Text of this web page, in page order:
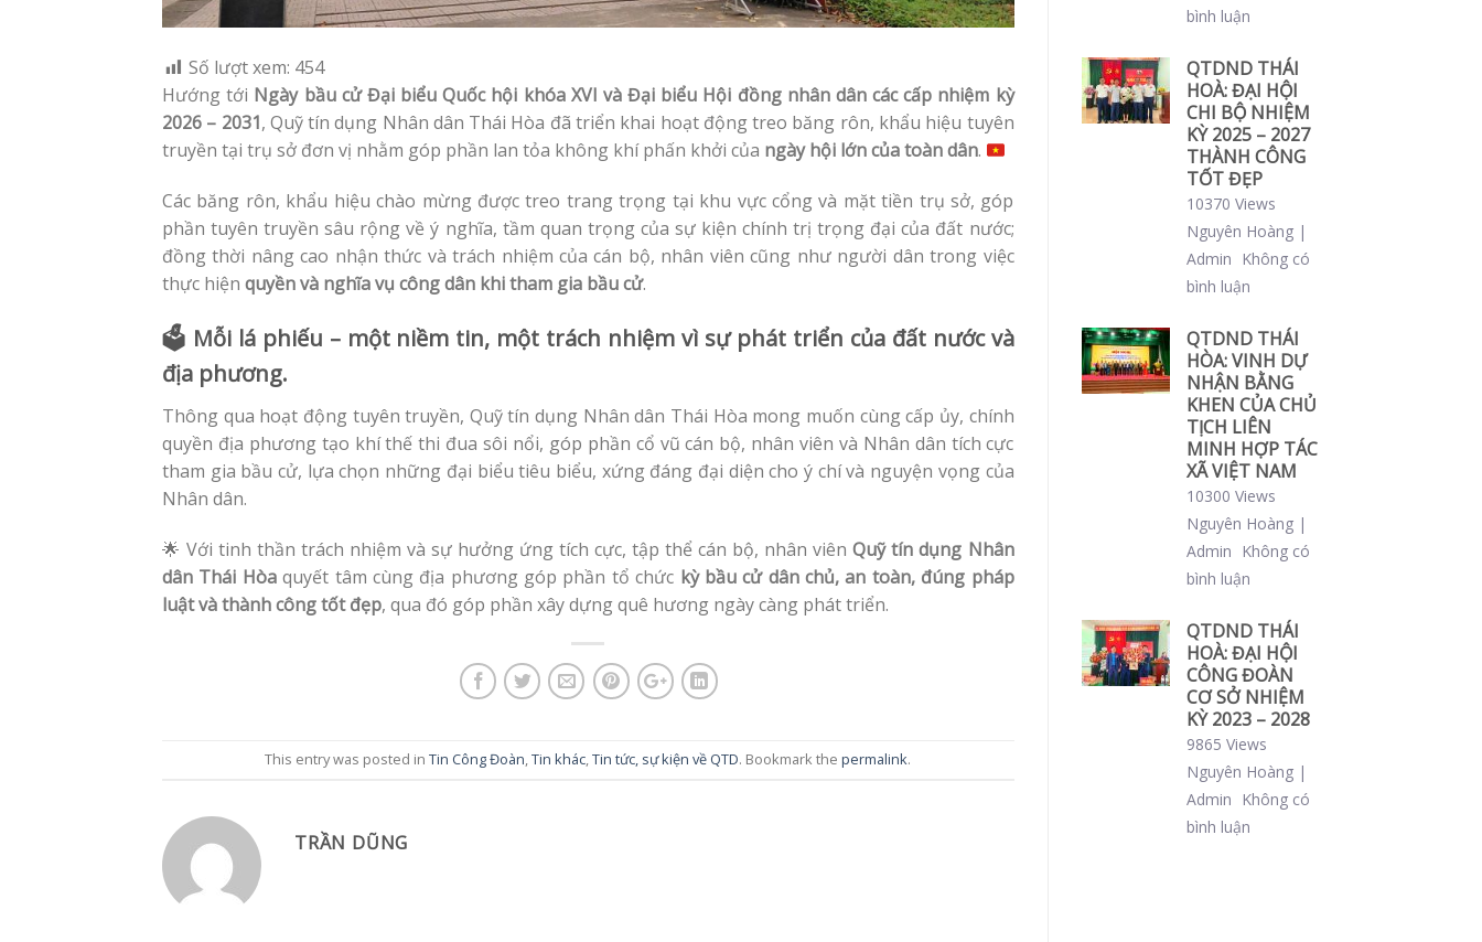
Số lượt xem: 454
Hướng tới Ngày bầu cử Đại biểu Quốc hội khóa XVI và Đại biểu Hội đồng nhân dân các cấp nhiệm kỳ
2026 – 2031, Quỹ tín dụng Nhân dân Thái Hòa đã triển khai hoạt động treo băng rôn, khẩu hiệu tuyên
truyền tại trụ sở đơn vị nhằm góp phần lan tỏa không khí phấn khởi của ngày hội lớn của toàn dân.
Các băng rôn, khẩu hiệu chào mừng được treo trang trọng tại khu vực cổng và mặt tiền trụ sở, góp
phần tuyên truyền sâu rộng về ý nghĩa, tầm quan trọng của sự kiện chính trị trọng đại của đất nước;
đồng thời nâng cao nhận thức và trách nhiệm của cán bộ, nhân viên cũng như người dân trong việc
thực hiện quyền và nghĩa vụ công dân khi tham gia bầu cử.
🗳️ Mỗi lá phiếu – một niềm tin, một trách nhiệm vì sự phát triển của đất nước và
địa phương.
Thông qua hoạt động tuyên truyền, Quỹ tín dụng Nhân dân Thái Hòa mong muốn cùng cấp ủy, chính
quyền địa phương tạo khí thế thi đua sôi nổi, góp phần cổ vũ cán bộ, nhân viên và Nhân dân tích cực
tham gia bầu cử, lựa chọn những đại biểu tiêu biểu, xứng đáng đại diện cho ý chí và nguyện vọng của
Nhân dân.
🌟 Với tinh thần trách nhiệm và sự hưởng ứng tích cực, tập thể cán bộ, nhân viênQuỹ tín dụng Nhân
dân Thái Hòaquyết tâm cùng địa phương góp phần tổ chức kỳ bầu cử dân chủ, an toàn, đúng pháp
luật và thành công tốt đẹp, qua đó góp phần xây dựng quê hương ngày càng phát triển.
This entry was posted inTin Công Đoàn,Tin khác,Tin tức, sự kiện về QTD. Bookmark thepermalink.
TRẦN DŨNG
bình luận
QTDND THÁI
HOÀ: ĐẠI HỘI
CHI BỘ NHIỆM
KỲ 2025 – 2027
THÀNH CÔNG
TỐT ĐẸP
10370 Views
Nguyên Hoàng |
Admin
Không có
bình luận
QTDND THÁI
HÒA: VINH DỰ
NHẬN BẰNG
KHEN CỦA CHỦ
TỊCH LIÊN
MINH HỢP TÁC
XÃ VIỆT NAM
10300 Views
Nguyên Hoàng |
Admin
Không có
bình luận
QTDND THÁI
HOÀ: ĐẠI HỘI
CÔNG ĐOÀN
CƠ SỞ NHIỆM
KỲ 2023 – 2028
9865 Views
Nguyên Hoàng |
Admin
Không có
bình luận